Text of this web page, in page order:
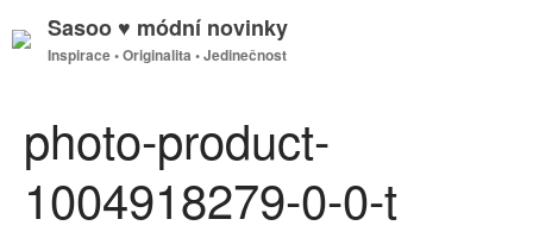
(bez názvu)
Sasoo ♥ módní novinky
Inspirace • Originalita • Jedinečnost
photo-product-
1004918279-0-0-t